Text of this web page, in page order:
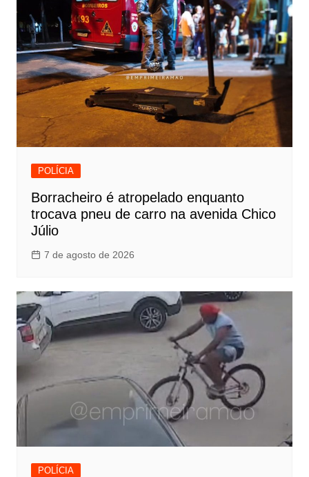
POLÍCIA
Borracheiro é atropelado enquanto
trocava pneu de carro na avenida Chico
Júlio
7 de agosto de 2026
POLÍCIA